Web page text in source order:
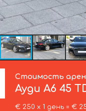
Стоимость
Ауди A6 45
€ 250 х 1 день = €